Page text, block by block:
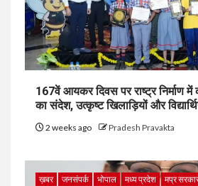
167वें आयकर दिवस पर राष्ट्र निर्माण
का संदेश, उत्कृष्ट खिलाड़ियों और
2 weeks ago Pradesh Pravakta
ख़बर जनसंपर्क भोपाल मध्य प्रदेश मप्र